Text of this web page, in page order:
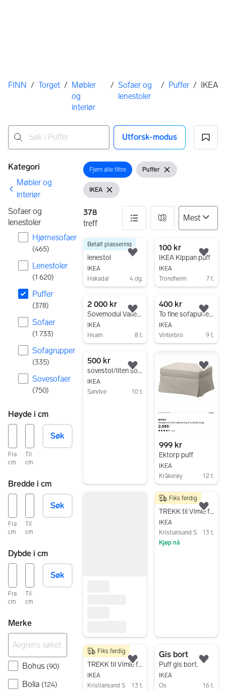
Her er du
FINN / Torget / Møbler
og
interiør
/ Sofaer og
lenestoler
/ Puffer / IKEA
Utforsk-modus
Filtre
Kategori
Møbler og
interiør
Sofaer og
lenestoler
Hjørnesofaer
(465)
Lenestoler
(1 620)
Puffer
(378)
Sofaer
(1 733)
Sofagrupper
(335)
Sovesofaer
(750)
Høyde i cm
Fra
cm
Til
cm
Søk
Bredde i cm
Fra
cm
Til
cm
Søk
Dybde i cm
Fra
cm
Til
cm
Søk
Merke
Bohus (90)
Bolia (124)
Åpne filter
Fjern alle filtre Vis filter
Puffer Fjern filter
Vis filter
IKEA Fjern filter
378
treff
378 resultater
1 700 kr
lenestol
IKEA
Hakadal
4 dg.
Betalt plassering
Legg til som favoritt.
100 kr
IKEA Kippan puff
IKEA
Trondheim
7 t.
2 000 kr
Sovemodul Vallentuna Ikea
IKEA
Hvam
8 t.
Legg til som favoritt.
400 kr
To fine sofapuffer fra IKEA
IKEA
Vinterbro
9 t.
500 kr
sovestol/liten sofa
IKEA
Sandve
10 t.
Legg til som favoritt.
999 kr
Ektorp puff
IKEA
Kråkerøy
12 t.
50 kr
TREKK til Vimle fotskammel - beige
IKEA
Kristiansand S
13 t.
Kjøp nå
Fiks ferdig
100 kr
TREKK til Vimle fotskammel - Saxemara blåsvart
IKEA
Kristiansand S
13 t.
Fiks ferdig
Legg til som favoritt.
Gis bort
Puff gis bort.
IKEA
Os
16 t.